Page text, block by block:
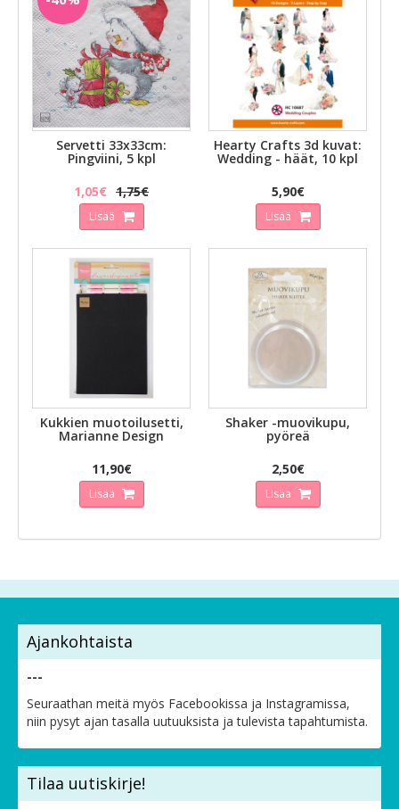
Servetti 33x33cm:
Pingviini, 5 kpl
1,05€ 1,75€
Lisää
Hearty Crafts 3d kuvat:
Wedding - häät, 10 kpl
5,90€
Lisää
Kukkien muotoilusetti,
Marianne Design
11,90€
Lisää
Shaker -muovikupu,
pyöreä
2,50€
Lisää
Ajankohtaista
---
Seuraathan meitä myös Facebookissa ja Instagramissa,
niin pysyt ajan tasalla uutuuksista ja tulevista tapahtumista.
Tilaa uutiskirje!